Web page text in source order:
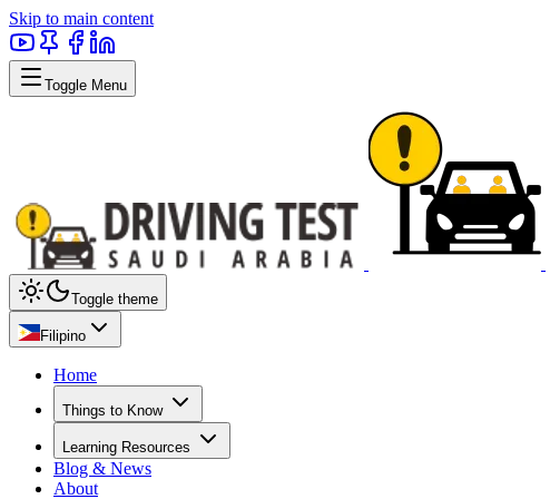
Skip to main content
Toggle Menu
Toggle theme
Filipino
Home
Things to Know
Learning Resources
Blog & News
About